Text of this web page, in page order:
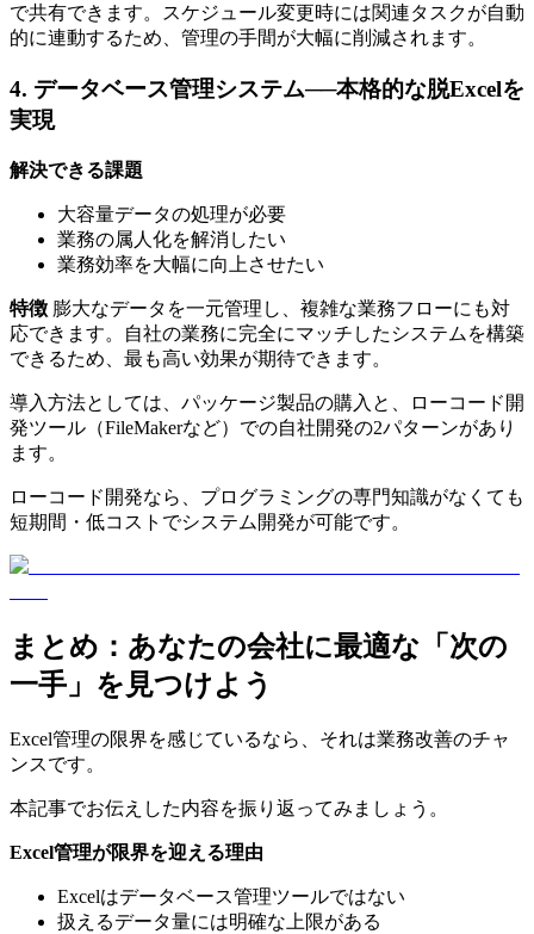
で共有できます。スケジュール変更時には関連タスクが自動
的に連動するため、管理の手間が大幅に削減されます。
4. データベース管理システム──本格的な脱Excelを
実現
解決できる課題
大容量データの処理が必要
業務の属人化を解消したい
業務効率を大幅に向上させたい
特徴 膨大なデータを一元管理し、複雑な業務フローにも対
応できます。自社の業務に完全にマッチしたシステムを構築
できるため、最も高い効果が期待できます。
導入方法としては、パッケージ製品の購入と、ローコード開
発ツール（FileMakerなど）での自社開発の2パターンがあり
ます。
ローコード開発なら、プログラミングの専門知識がなくても
短期間・低コストでシステム開発が可能です。
まとめ：あなたの会社に最適な「次の
一手」を見つけよう
Excel管理の限界を感じているなら、それは業務改善のチャ
ンスです。
本記事でお伝えした内容を振り返ってみましょう。
Excel管理が限界を迎える理由
Excelはデータベース管理ツールではない
扱えるデータ量には明確な上限がある